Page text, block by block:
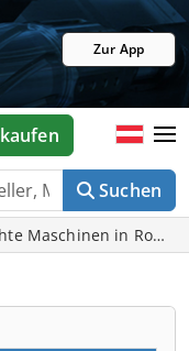
Zur App
Suchen
Maschinen in